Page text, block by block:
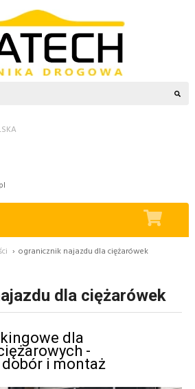
› ogranicznik najazdu dla ciężarówek
dla ciężarówek
dla
-
i montaż